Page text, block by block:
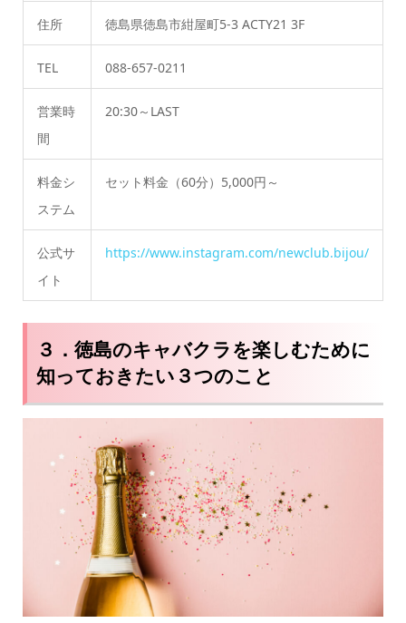
住所 徳島県徳島市紺屋町5-3 ACTY21 3F
TEL 088-657-0211
営業時
間
20:30～LAST
料金シ
ステム
セット料金（60分）5,000円～
公式サ
イト
https://www.instagram.com/newclub.bijou/
３．徳島のキャバクラを楽しむために
知っておきたい３つのこと